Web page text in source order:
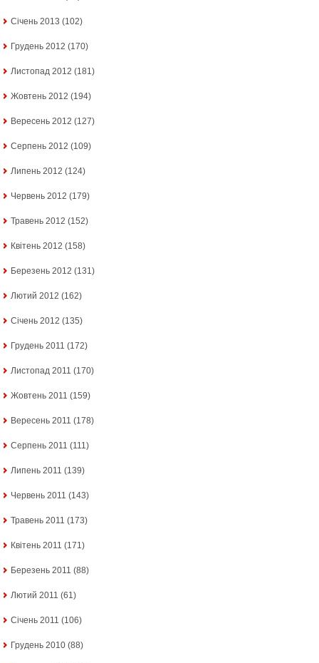
Січень 2013 (102)
Грудень 2012 (170)
Листопад 2012 (181)
Жовтень 2012 (194)
Вересень 2012 (127)
Серпень 2012 (109)
Липень 2012 (124)
Червень 2012 (179)
Травень 2012 (152)
Квітень 2012 (158)
Березень 2012 (131)
Лютий 2012 (162)
Січень 2012 (135)
Грудень 2011 (172)
Листопад 2011 (170)
Жовтень 2011 (159)
Вересень 2011 (178)
Серпень 2011 (111)
Липень 2011 (139)
Червень 2011 (143)
Травень 2011 (173)
Квітень 2011 (171)
Березень 2011 (88)
Лютий 2011 (61)
Січень 2011 (106)
Грудень 2010 (88)